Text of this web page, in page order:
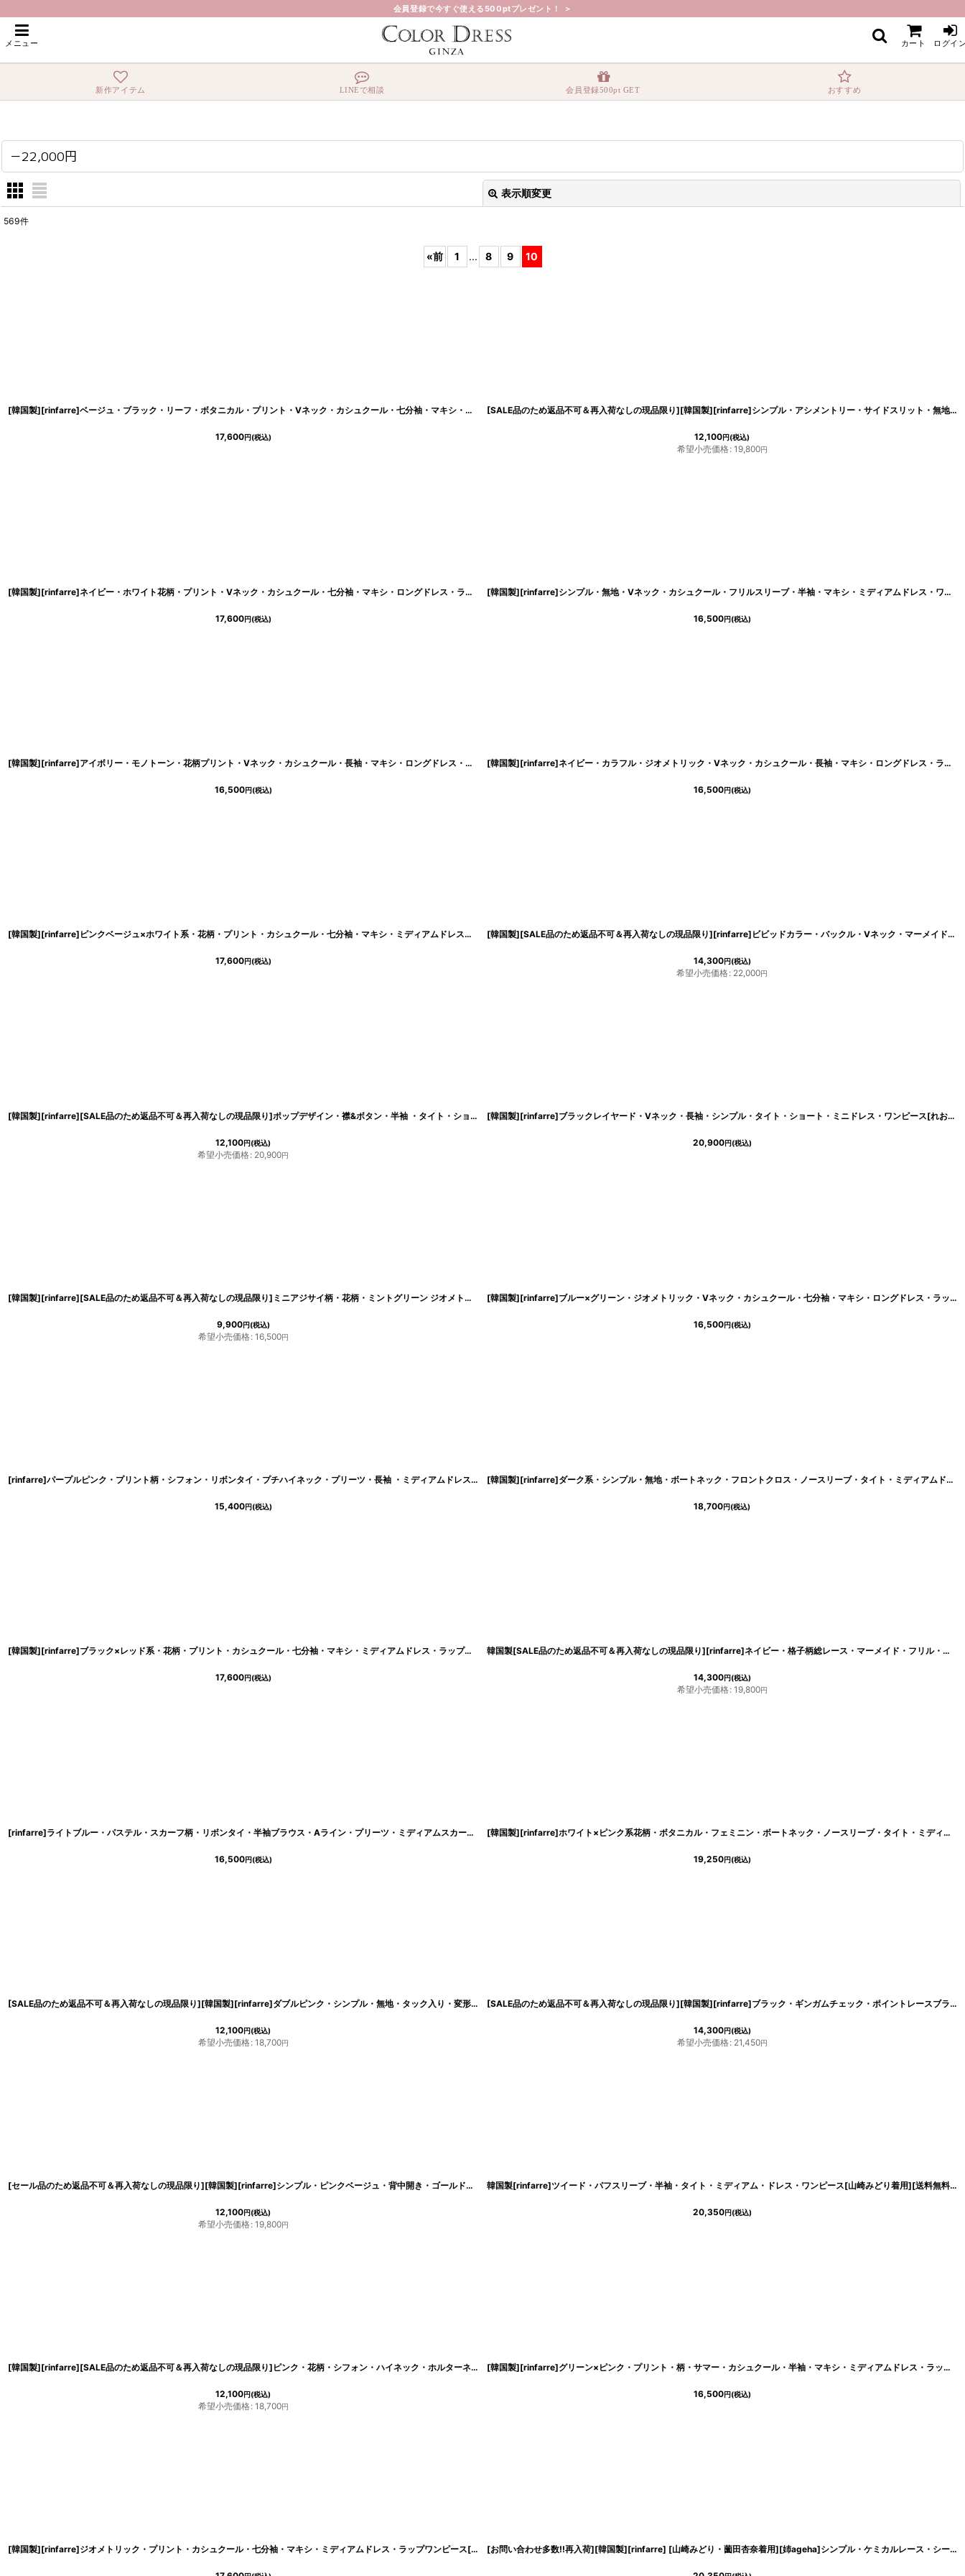
会員登録で今すぐ使える500ptプレゼント！ ＞
メニュー カート ログイ
新作アイテム LINEで相談 会員登録500pt GET おすすめ
ホーム > －22,000円
－22,000円
表示順変更
569件
«前 1 ... 8 9 10
[韓国製][rinfarre]ベージュ・ブラック・リーフ・ボタニカル・プリント・Vネック・カシュクール・七分袖・マキシ・ロングドレス ・ラップ・ワンピース[山崎みどり着用][送料無料]my [cd-k05789km ]
17,600円(税込)
[SALE品のため返品不可＆再入荷なしの現品限り][韓国製][rinfarre]シンプル・アシメントリー・サイドスリット・無地・タイト・ミディアムドレス・ワンピース[黒木麗奈着用]
12,100円(税込)
希望小売価格: 19,800円
[韓国製][rinfarre]ネイビー・ホワイト花柄・プリント・Vネック・カシュクール・七分袖・マキシ・ロングドレス・ラップワンピース[山崎みどり着用][送料無料]my [cd-k05880km]
17,600円(税込)
[韓国製][rinfarre]シンプル・無地・Vネック・カシュクール・フリルスリーブ・半袖・マキシ・ミディアムドレス・ワンピース[MIRIN着用]
16,500円(税込)
[韓国製][rinfarre]アイボリー・モノトーン・花柄プリント・Vネック・カシュクール・長袖・マキシ・ロングドレス・ラップワンピース[山崎みどり着用][送料無料]my [cd-k05829km]
16,500円(税込)
[韓国製][rinfarre]ネイビー・カラフル・ジオメトリック・Vネック・カシュクール・長袖・マキシ・ロングドレス・ラップワンピース[MIRIN着用][送料無料]
16,500円(税込)
[韓国製][rinfarre]ピンクベージュ×ホワイト系・花柄・プリント・カシュクール・七分袖・マキシ・ミディアムドレス・ワンピース[山崎みどり着用][送料無料]my [cd-k05775km]
17,600円(税込)
[韓国製][SALE品のため返品不可＆再入荷なしの現品限り][rinfarre]ビビッドカラー・バックル・Vネック・マーメイド・ノースリーブ・インポート・ロングドレス[MIRIN着用]
14,300円(税込)
希望小売価格: 22,000円
[韓国製][rinfarre][SALE品のため返品不可＆再入荷なしの現品限り]ポップデザイン・襟&ボタン・半袖 ・タイト・ショート・ミニドレス・ワンピース[MIRIN着用][送料無料] [cd-k05766et]
12,100円(税込)
希望小売価格: 20,900円
[韓国製][rinfarre]ブラックレイヤード・Vネック・長袖・シンプル・タイト・ショート・ミニドレス・ワンピース[れお着用][送料無料]
20,900円(税込)
[韓国製][rinfarre][SALE品のため返品不可＆再入荷なしの現品限り]ミニアジサイ柄・花柄・ミントグリーン ジオメトリック・Vネック カシュクール・七分袖・マキシ・ロングドレス・ワンピース[山崎みどり着用][送料無料] [cd-k05740km ]
9,900円(税込)
希望小売価格: 16,500円
[韓国製][rinfarre]ブルー×グリーン・ジオメトリック・Vネック・カシュクール・七分袖・マキシ・ロングドレス・ラップワンピース[MIRIN着用][送料無料]
16,500円(税込)
[rinfarre]パープルピンク・プリント柄・シフォン・リボンタイ・プチハイネック・プリーツ・長袖 ・ミディアムドレス・ワンピース[MIRIN着用][送料無料] [cd-c05666rs]
15,400円(税込)
[韓国製][rinfarre]ダーク系・シンプル・無地・ボートネック・フロントクロス・ノースリーブ・タイト・ミディアムドレス・ワンピース[山崎みどり着用][送料無料]myall
18,700円(税込)
[韓国製][rinfarre]ブラック×レッド系・花柄・プリント・カシュクール・七分袖・マキシ・ミディアムドレス・ラップワンピース[MIRIN着用][送料無料] [cd-k05634km]
17,600円(税込)
韓国製[SALE品のため返品不可＆再入荷なしの現品限り][rinfarre]ネイビー・格子柄総レース・マーメイド・フリル・エレガント・ミディアム・ドレス・ワンピース[山崎みどり着用][送料無料]my
14,300円(税込)
希望小売価格: 19,800円
[rinfarre]ライトブルー・パステル・スカーフ柄・リボンタイ・半袖ブラウス・Aライン・プリーツ・ミディアムスカート・セットアップ・ツーピース[山崎みどり着用][送料無料] [cd-c05638rs ]
16,500円(税込)
[韓国製][rinfarre]ホワイト×ピンク系花柄・ボタニカル・フェミニン・ボートネック・ノースリーブ・タイト・ミディアムドレス・ワンピース[MIRIN着用][送料無料]
19,250円(税込)
[SALE品のため返品不可＆再入荷なしの現品限り][韓国製][rinfarre]ダブルピンク・シンプル・無地・タック入り・変形ネック・ノースリーブ・タイト・ミディアムドレス・ワンピース[MIRIN着用] [cd-k05608et]
12,100円(税込)
希望小売価格: 18,700円
[SALE品のため返品不可＆再入荷なしの現品限り][韓国製][rinfarre]ブラック・ギンガムチェック・ポイントレースブラウス・マーメイド・ミディアムスカート・セットアップ・ツーピース[黒木麗奈着用]《送料＆代引き手数料無料》
14,300円(税込)
希望小売価格: 21,450円
[セール品のため返品不可＆再入荷なしの現品限り][韓国製][rinfarre]シンプル・ピンクベージュ・背中開き・ゴールドチェーン×一粒ジュエリー・タイト・ミディアムドレス・ワンピース[山崎みどり]my [ cd-k05563p]
12,100円(税込)
希望小売価格: 19,800円
韓国製[rinfarre]ツイード・パフスリーブ・半袖・タイト・ミディアム・ドレス・ワンピース[山崎みどり着用][送料無料]myall
20,350円(税込)
[韓国製][rinfarre][SALE品のため返品不可＆再入荷なしの現品限り]ピンク・花柄・シフォン・ハイネック・ホルターネック・背中開き・タイト・ミディアムドレス・ワンピース[MIRIN着用][送料無料] [cd-k05459p
12,100円(税込)
希望小売価格: 18,700円
[韓国製][rinfarre]グリーン×ピンク・プリント・柄・サマー・カシュクール・半袖・マキシ・ミディアムドレス・ラップワンピース[MIRIN着用][送料無料
16,500円(税込)
[韓国製][rinfarre]ジオメトリック・プリント・カシュクール・七分袖・マキシ・ミディアムドレス・ラップワンピース[MIRIN着用][送料無料] [cd-k05439km] [お問い合わせ多数!!再入荷][韓国製][rinfarre] [山崎みどり・薗田杏奈着用][姉ageha]シンプル・ケミカルレース・シースルー・ハートカット・大人・エレガント・五分袖・タイト・マーメイドライン・ミディアムドレス・ワンピース[送料無料]mybk